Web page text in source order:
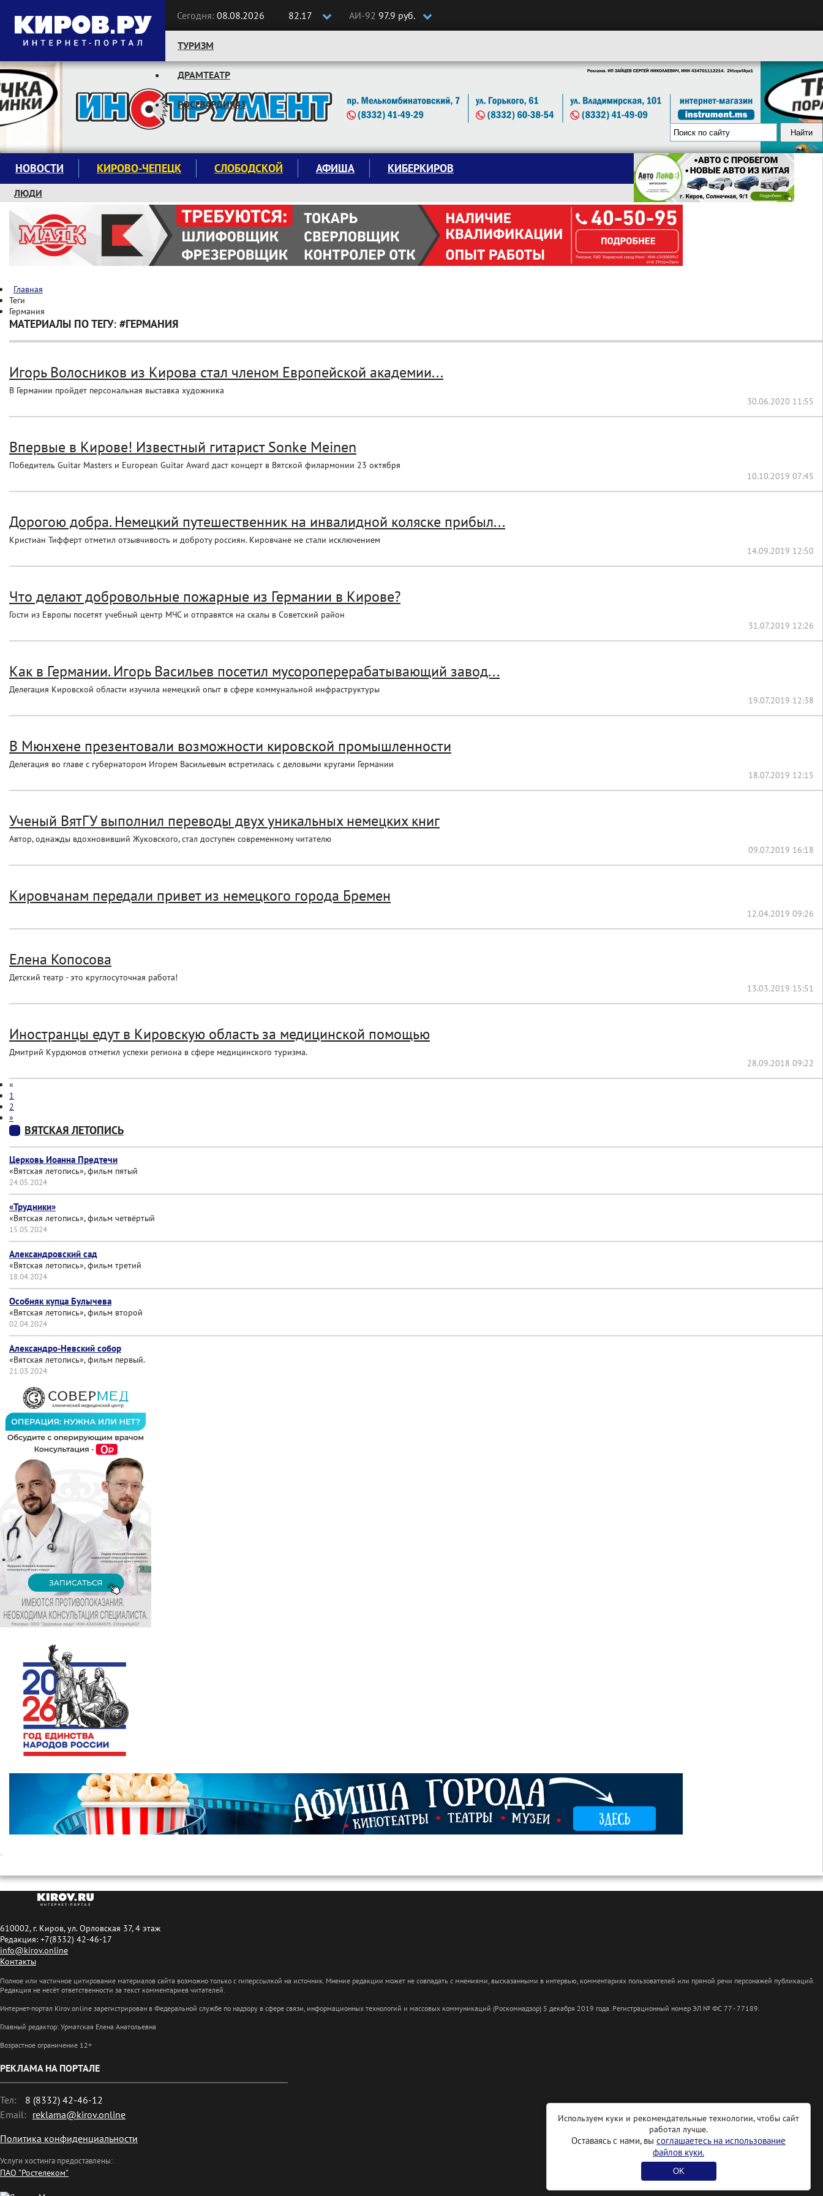
Сегодня: 08.08.2026 82.17 АИ-92 97.9 руб.
Следите за новостями:
ТУРИЗМ
ДРАМТЕАТР
РОСГВАРДИЯ43
НОВОСТИ КИРОВО-ЧЕПЕЦК СЛОБОДСКОЙ АФИША КИБЕРКИРОВ
ЛЮДИ
КРУЖКИ И СЕКЦИИ
ЗАВОДУ "МАЯК" 85 ЛЕТ
ЭКОЛОГИЯ
Главная
Теги
Германия
МАТЕРИАЛЫ ПО ТЕГУ: #ГЕРМАНИЯ
Игорь Волосников из Кирова стал членом Европейской академии...
В Германии пройдет персональная выставка художника
30.06.2020 11:55
Впервые в Кирове! Известный гитарист Sonke Meinen
Победитель Guitar Masters и European Guitar Award даст концерт в Вятской филармонии 23 октября
10.10.2019 07:45
Дорогою добра. Немецкий путешественник на инвалидной коляске прибыл...
Кристиан Тифферт отметил отзывчивость и доброту россиян. Кировчане не стали исключением
14.09.2019 12:50
Что делают добровольные пожарные из Германии в Кирове?
Гости из Европы посетят учебный центр МЧС и отправятся на скалы в Советский район
31.07.2019 12:26
Как в Германии. Игорь Васильев посетил мусороперерабатывающий завод...
Делегация Кировской области изучила немецкий опыт в сфере коммунальной инфраструктуры
19.07.2019 12:38
В Мюнхене презентовали возможности кировской промышленности
Делегация во главе с губернатором Игорем Васильевым встретилась с деловыми кругами Германии
18.07.2019 12:15
Ученый ВятГУ выполнил переводы двух уникальных немецких книг
Автор, однажды вдохновивший Жуковского, стал доступен современному читателю
09.07.2019 16:18
Кировчанам передали привет из немецкого города Бремен
12.04.2019 09:26
Елена Копосова
Детский театр - это круглосуточная работа!
13.03.2019 15:51
Иностранцы едут в Кировскую область за медицинской помощью
Дмитрий Курдюмов отметил успехи региона в сфере медицинского туризма.
28.09.2018 09:22
«
1
2
»
ВЯТСКАЯ ЛЕТОПИСЬ
Церковь Иоанна Предтечи
«Вятская летопись», фильм пятый
24.05.2024
«Трудники»
«Вятская летопись», фильм четвёртый
15.05.2024
Александровский сад
«Вятская летопись», фильм третий
18.04.2024
Особняк купца Булычева
«Вятская летопись», фильм второй
02.04.2024
Александро-Невский собор
«Вятская летопись», фильм первый.
21.03.2024
610002, г. Киров, ул. Орловская 37, 4 этаж
Редакция: +7(8332) 42-46-17
info@kirov.online
Контакты
Полное или частичное цитирование материалов сайта возможно только с гиперссылкой на источник. Мнение редакции может не совпадать с мнениями, высказанными в интервью, комментариях пользователей или прямой речи персонажей публикаций.
Редакция не несёт ответственности за текст комментариев читателей.
Интернет-портал Kirov.online зарегистрирован в Федеральной службе по надзору в сфере связи, информационных технологий и массовых коммуникаций (Роскомнадзор) 5 декабря 2019 года. Регистрационный номер ЭЛ № ФС 77 - 77189.
Главный редактор: Урматская Елена Анатольевна
Возрастное ограничение 12+
РЕКЛАМА НА ПОРТАЛЕ
Тел:
8 (8332) 42-46-12
Email: reklama@kirov.online
Политика конфиденциальности
Услуги хостинга предоставлены:
ПАО "Ростелеком"
Используем куки и рекомендательные технологии, чтобы сайт
работал лучше.
Оставаясь с нами, вы соглашаетесь на использование
файлов куки.
OK